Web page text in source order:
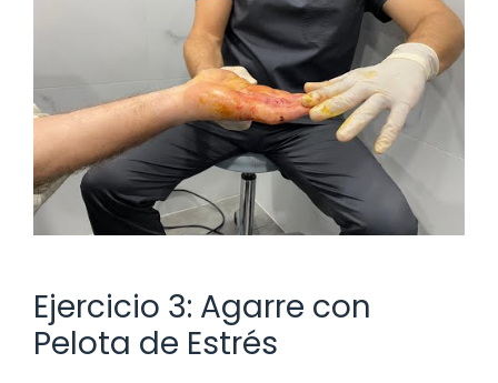
Ejercicio 3: Agarre con
Pelota de Estrés